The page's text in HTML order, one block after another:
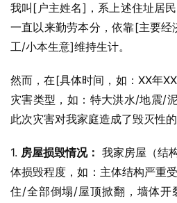
我叫[户主姓名]，系上述住址居
一直以来勤劳本分，依靠[主要
工/小本生意]维持生计。
然而，在[具体时间，如：XX年
灾害类型，如：特大洪水/地震/
此次灾害对我家庭造成了毁灭性的
1. 房屋损毁情况： 我家房屋（结
体损毁程度，如：主体结构严重
住/全部倒塌/屋顶掀翻，墙体开